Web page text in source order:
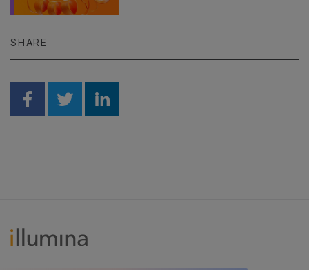
SHARE
Share on Facebook
Share on Twitter
Share on Linkedin